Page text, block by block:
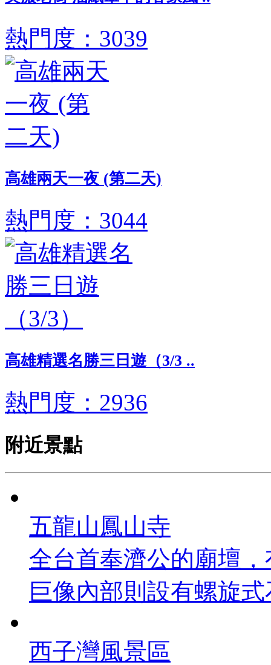
熱門度：3039
高雄兩天一夜 (第二天)
熱門度：3044
高雄精選名勝三日遊（3/3 ..
熱門度：2936
附近景點
五龍山鳳山寺
全台首奉濟公的廟壇
巨像內部則設有螺旋
西子灣風景區